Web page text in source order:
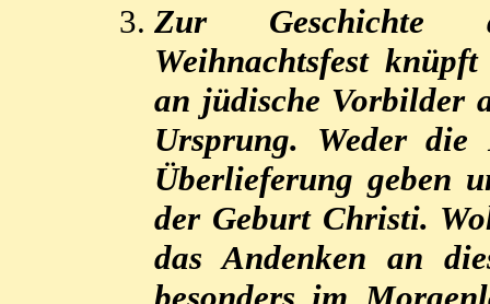
Zur Geschichte
Weihnachtsfest
an jüdische Vorbilder
Ursprung. Weder
Überlieferung geben
der Geburt Christi.
das Andenken an